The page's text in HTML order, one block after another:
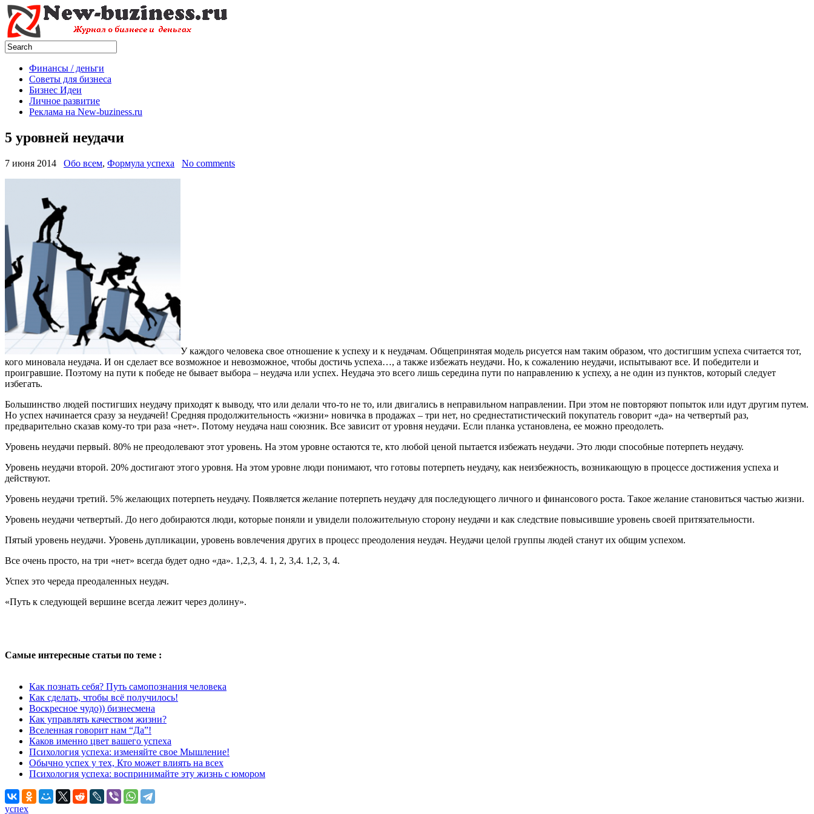
Финансы / деньги
Советы для бизнеса
Бизнес Идеи
Личное развитие
Реклама на New-buziness.ru
5 уровней неудачи
7 июня 2014 Обо всем, Формула успеха No comments
У каждого человека свое отношение к успеху и к неудачам. Общепринятая модель рисуется нам таким образом, что достигшим успеха считается тот,
кого миновала неудача. И он сделает все возможное и невозможное, чтобы достичь успеха…, а также избежать неудачи. Но, к сожалению неудачи, испытывают все. И победители и
проигравшие. Поэтому на пути к победе не бывает выбора – неудача или успех. Неудача это всего лишь середина пути по направлению к успеху, а не один из пунктов, который следует
избегать.
Большинство людей постигших неудачу приходят к выводу, что или делали что-то не то, или двигались в неправильном направлении. При этом не повторяют попыток или идут другим путем.
Но успех начинается сразу за неудачей! Средняя продолжительность «жизни» новичка в продажах – три нет, но среднестатистический покупатель говорит «да» на четвертый раз,
предварительно сказав кому-то три раза «нет». Потому неудача наш союзник. Все зависит от уровня неудачи. Если планка установлена, ее можно преодолеть.
Уровень неудачи первый. 80% не преодолевают этот уровень. На этом уровне остаются те, кто любой ценой пытается избежать неудачи. Это люди способные потерпеть неудачу.
Уровень неудачи второй. 20% достигают этого уровня. На этом уровне люди понимают, что готовы потерпеть неудачу, как неизбежность, возникающую в процессе достижения успеха и
действуют.
Уровень неудачи третий. 5% желающих потерпеть неудачу. Появляется желание потерпеть неудачу для последующего личного и финансового роста. Такое желание становиться частью жизни.
Уровень неудачи четвертый. До него добираются люди, которые поняли и увидели положительную сторону неудачи и как следствие повысившие уровень своей притязательности.
Пятый уровень неудачи. Уровень дупликации, уровень вовлечения других в процесс преодоления неудач. Неудачи целой группы людей станут их общим успехом.
Все очень просто, на три «нет» всегда будет одно «да». 1,2,3, 4. 1, 2, 3,4. 1,2, 3, 4.
Успех это череда преодаленных неудач.
«Путь к следующей вершине всегда лежит через долину».
Самые интересные статьи по теме :
Как познать себя? Путь самопознания человека
Как сделать, чтобы всё получилось!
Воскресное чудо)) бизнесмена
Как управлять качеством жизни?
Вселенная говорит нам “Да”!
Каков именно цвет вашего успеха
Психология успеха: изменяйте свое Мышление!
Обычно успех у тех, Кто может влиять на всех
Психология успеха: воспринимайте эту жизнь с юмором
успех